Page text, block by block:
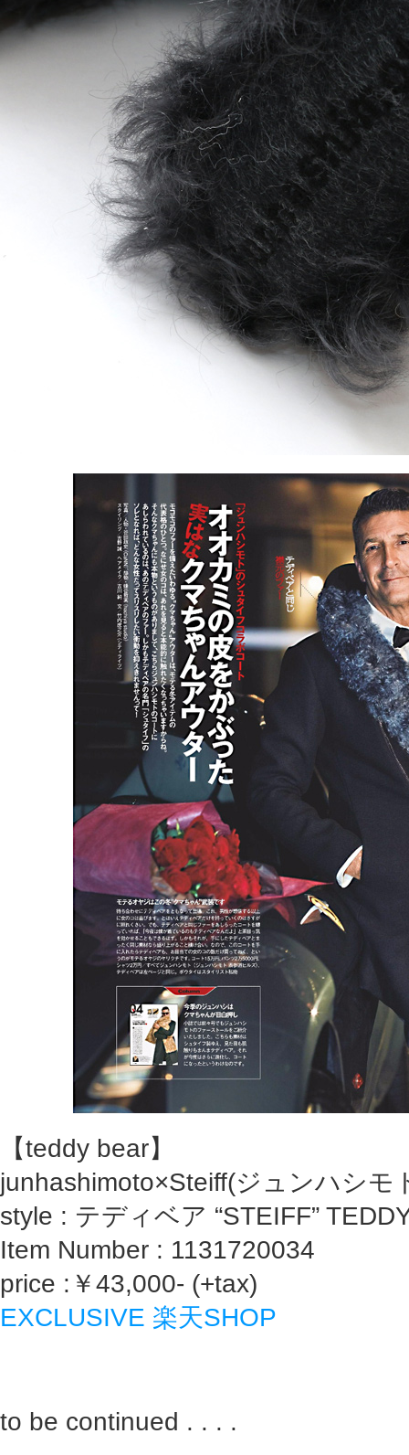
【teddy bear】
junhashimoto×Steiff(ジュンハシモ
style : テディベア “STEIFF”
Item Number : 1131720034
price :￥43,000- (+tax)
EXCLUSIVE 楽天SHOP
to be continued . . . .